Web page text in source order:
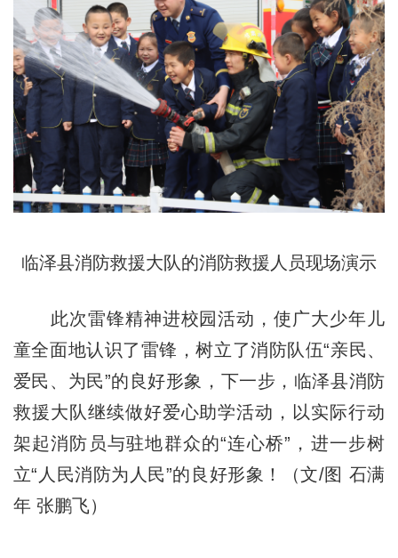
临泽县消防救援大队的消防救援人员现场演示
此次雷锋精神进校园活动，使广大少年儿
童全面地认识了雷锋，树立了消防队伍“亲民、
爱民、为民”的良好形象，下一步，临泽县消防
救援大队继续做好爱心助学活动，以实际行动
架起消防员与驻地群众的“连心桥”，进一步树
立“人民消防为人民”的良好形象！（文/图 石满
年 张鹏飞）